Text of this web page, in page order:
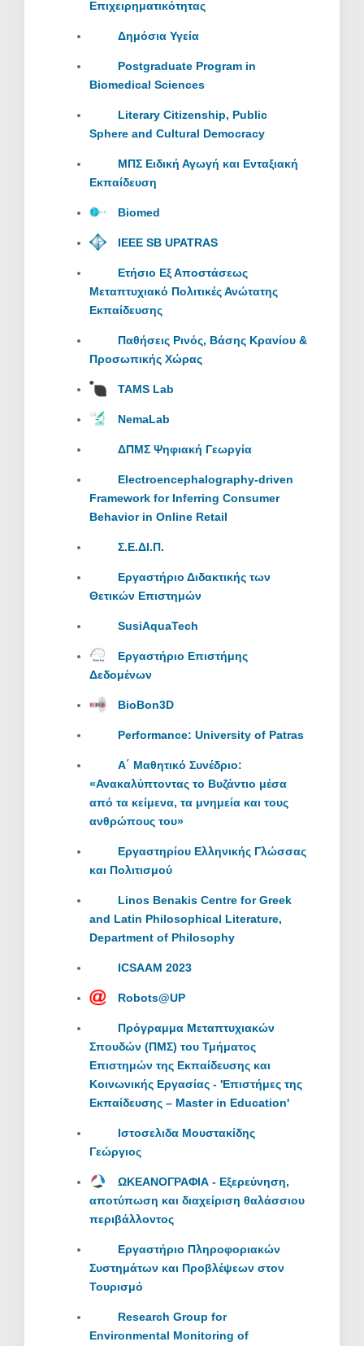
Επιχειρηματικότητας
Δημόσια Υγεία
Postgraduate Program in
Biomedical Sciences
Literary Citizenship, Public
Sphere and Cultural Democracy
ΜΠΣ Ειδική Αγωγή και Ενταξιακή
Εκπαίδευση
Biomed
IEEE SB UPATRAS
Ετήσιο Εξ Αποστάσεως
Μεταπτυχιακό Πολιτικές Ανώτατης
Εκπαίδευσης
Παθήσεις Ρινός, Βάσης Κρανίου &
Προσωπικής Χώρας
TAMS Lab
NemaLab
ΔΠΜΣ Ψηφιακή Γεωργία
Electroencephalography-driven
Framework for Inferring Consumer
Behavior in Online Retail
Σ.Ε.ΔΙ.Π.
Εργαστήριο Διδακτικής των
Θετικών Επιστημών
SusiAquaTech
Εργαστήριο Επιστήμης
Δεδομένων
BioBon3D
Performance: University of Patras
Α΄ Μαθητικό Συνέδριο:
«Ανακαλύπτοντας το Βυζάντιο μέσα
από τα κείμενα, τα μνημεία και τους
ανθρώπους του»
Εργαστηρίου Ελληνικής Γλώσσας
και Πολιτισμού
Linos Benakis Centre for Greek
and Latin Philosophical Literature,
Department of Philosophy
ICSAAM 2023
Robots@UP
Πρόγραμμα Μεταπτυχιακών
Σπουδών (ΠΜΣ) του Τμήματος
Επιστημών της Εκπαίδευσης και
Κοινωνικής Εργασίας - 'Επιστήμες της
Εκπαίδευσης – Master in Education'
Ιστοσελιδα Μουστακίδης
Γεώργιος
ΩΚΕΑΝΟΓΡΑΦΙΑ - Eξερεύνηση,
αποτύπωση και διαχείριση θαλάσσιου
περιβάλλοντος
Εργαστήριο Πληροφοριακών
Συστημάτων και Προβλέψεων στον
Τουρισμό
Research Group for
Environmental Monitoring of